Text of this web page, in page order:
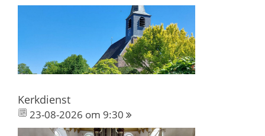
Kerkdienst
23-08-2026 om 9:30